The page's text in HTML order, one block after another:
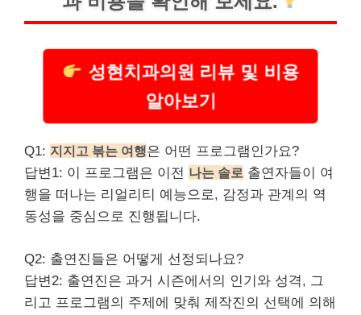
성현치과의원 리뷰 및 비용
알아보기
Q1: 지지고 볶는 여행은 어떤 프로그램인가요?
답변1: 이 프로그램은 이전 나는 솔로 출연자들이 여
행을 떠나는 리얼리티 예능으로, 감정과 관계의 역
동성을 중심으로 진행됩니다.
Q2: 출연진들은 어떻게 선정되나요?
답변2: 출연진은 과거 시즌에서의 인기와 성격, 그
리고 프로그램의 주제에 맞춰 제작진의 선택에 의해